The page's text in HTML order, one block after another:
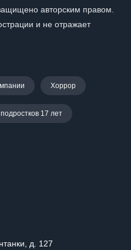
авторским правом.
и не отражает
Хоррор
17 лет
д. 127